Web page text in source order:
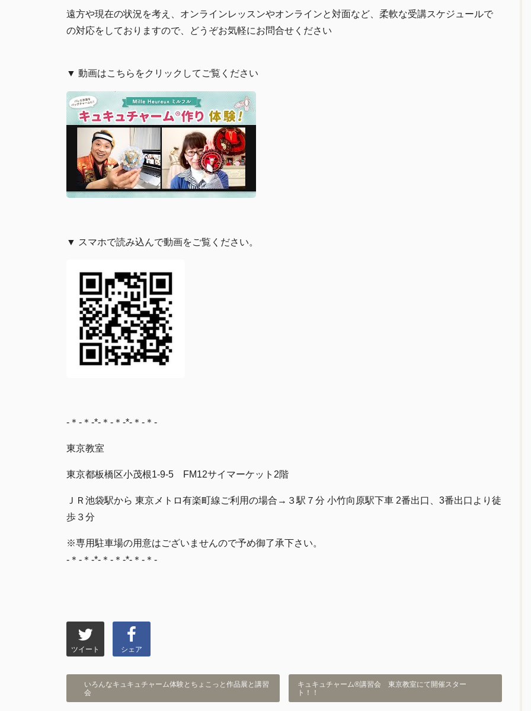
遠方や現在の状況を考え、オンラインレッスンやオンラインと対面など、柔軟な受講スケジュールで
の対応をしておりますので、どうぞお気軽にお問合せください
▼ 動画はこちらをクリックしてご覧ください
▼ スマホで読み込んで動画をご覧ください。
-＊-＊-*-＊-＊-*-＊-＊-
東京教室
東京都板橋区小茂根1-9-5 FM12サイマーケット2階
ＪＲ池袋駅から 東京メトロ有楽町線ご利用の場合→３駅７分 小竹向原駅下車 2番出口、3番出口より徒
歩３分
※専用駐車場の用意はございませんので予め御了承下さい。
-＊-＊-*-＊-＊-*-＊-＊-
ツイート シェア
キュキュチャーム®講習会 東京教室にて開催スター
ト！！
いろんなキュキュチャーム体験とちょこっと作品展と講習
会